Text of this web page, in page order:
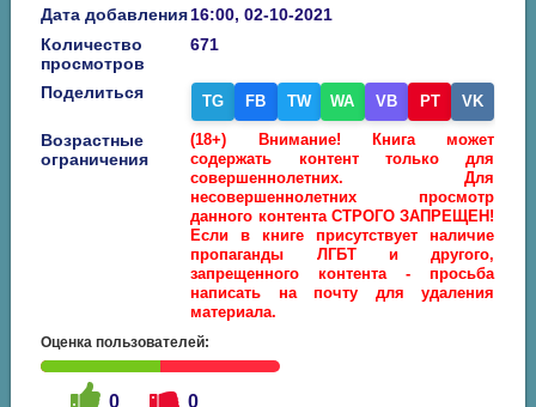
Дата добавления16:00, 02-10-2021
Количество
просмотров
671
Поделиться TG FB TW WA VB PT VK
Возрастные
ограничения
(18+) Внимание! Книга может
содержать контент только для
совершеннолетних. Для
несовершеннолетних просмотр
данного контента СТРОГО ЗАПРЕЩЕН!
Если в книге присутствует наличие
пропаганды ЛГБТ и другого,
запрещенного контента - просьба
написать на почту для удаления
материала.
Оценка пользователей:
0 0